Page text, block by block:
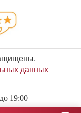
данных
19:00